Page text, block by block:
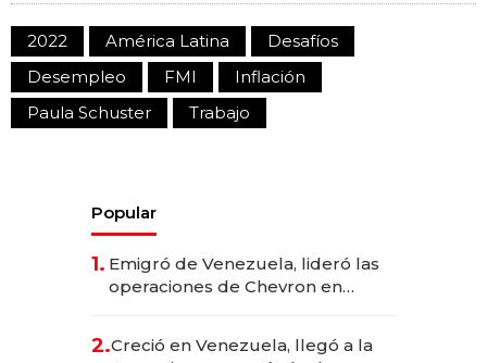
2022 América Latina
Desafíos
Desempleo
FMI
Inflación
Paula Schuster
Trabajo
Popular
1. Emigró de Venezuela, lideró las
operaciones de Chevron en
2.Creció en Venezuela, llegó a la